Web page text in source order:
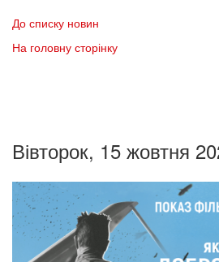
До списку новин
На головну сторінку
Вівторок, 15 жовтня